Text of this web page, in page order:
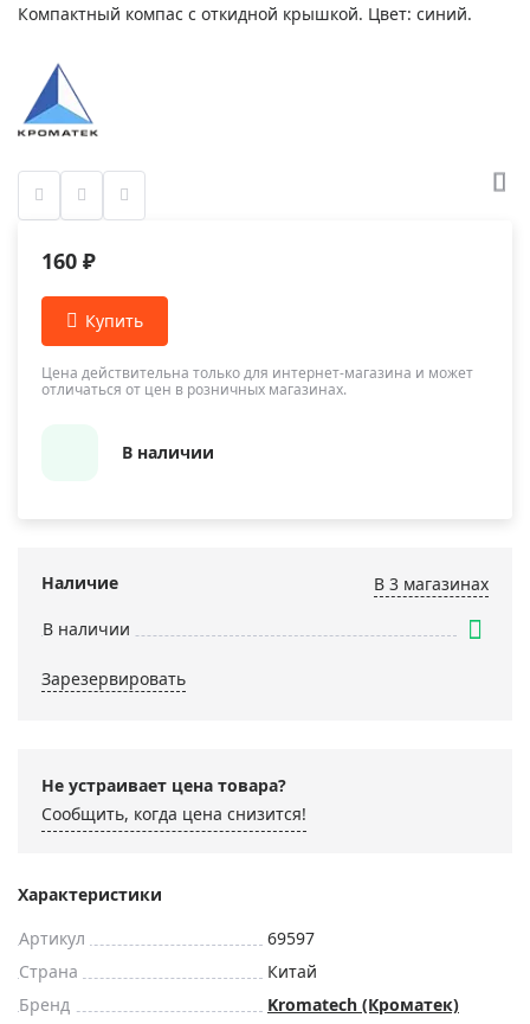
Компактный компас с откидной крышкой. Цвет: синий.
160 ₽
Цена действительна только для интернет-магазина и может
отличаться от цен в розничных магазинах.
В наличии
Наличие
В 3 магазинах
В наличии
Зарезервировать
Не устраивает цена товара?
Сообщить, когда цена снизится!
Характеристики
Артикул
69597
Страна
Китай
Бренд
Kromatech (Кроматек)